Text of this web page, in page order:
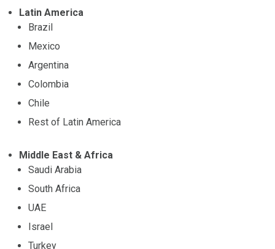
Latin America
Brazil
Mexico
Argentina
Colombia
Chile
Rest of Latin America
Middle East & Africa
Saudi Arabia
South Africa
UAE
Israel
Turkey